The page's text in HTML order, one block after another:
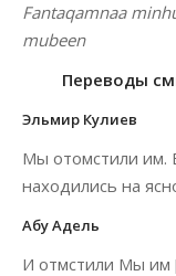
Fantaqamnaa
mubeen
Переводы
Эльмир Кулиев
Мы отомстили им.
находились на
Абу Адель
И отмстили Мы им